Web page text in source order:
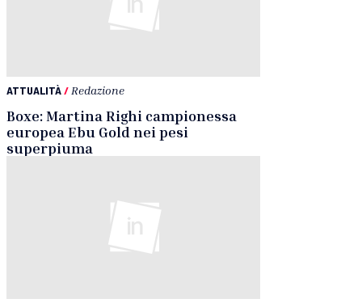
ATTUALITÀ/ Redazione
Boxe: Martina Righi campionessa
europea Ebu Gold nei pesi
superpiuma